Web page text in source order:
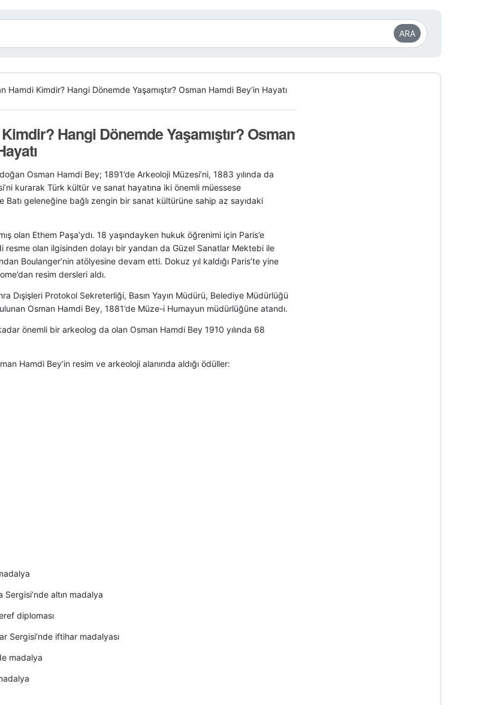
ARA
Hamdi Kimdir? Hangi Dönemde Yaşamıştır? Osman Hamdi Bey’in Hayatı
Hangi Dönemde Yaşamıştır? Osman
Osman Hamdi Bey; 1891’de Arkeoloji Müzesi’ni, 1883 yılında da
kurarak Türk kültür ve sanat hayatına iki önemli müessese
Batı geleneğine bağlı zengin bir sanat kültürüne sahip az sayıdaki
olan Ethem Paşa’ydı. 18 yaşındayken hukuk öğrenimi için Paris’e
resme olan ilgisinden dolayı bir yandan da Güzel Sanatlar Mektebi ile
Boulanger’nin atölyesine devam etti. Dokuz yıl kaldığı Paris’te yine
resim dersleri aldı.
Dışişleri Protokol Sekreterliği, Basın Yayın Müdürü, Belediye Müdürlüğü
Osman Hamdi Bey, 1881’de Müze-i Humayun müdürlüğüne atandı.
önemli bir arkeolog da olan Osman Hamdi Bey 1910 yılında 68
Hamdi Bey’in resim ve arkeoloji alanında aldığı ödüller:
Sergisi’nde altın madalya
diploması
Sergisi’nde iftihar madalyası
madalya